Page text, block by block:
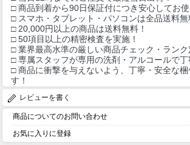
□ 商品到着から90日保証付につき安心してお使
□ スマホ・タブレット・パソコンは全品送料無
□ 20,000円以上の商品は送料無料！
□ 50項目以上の精密検査を実施！
□ 業界最高水準の厳しい商品チェック・ランク
□ 専属スタッフが専用の洗剤・アルコールで丁
□ 商品に衝撃を与えないよう、丁寧・安全な
す！
レビューを書く
商品についてのお問い合わせ
お気に入りに登録